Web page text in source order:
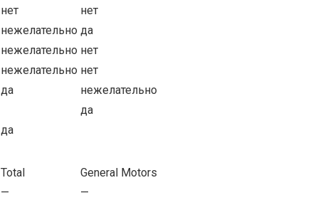
нет
нет
нежелательно да
нежелательно нет
нежелательно нет
да
нежелательно
да
да
Total
General Motors
—
—